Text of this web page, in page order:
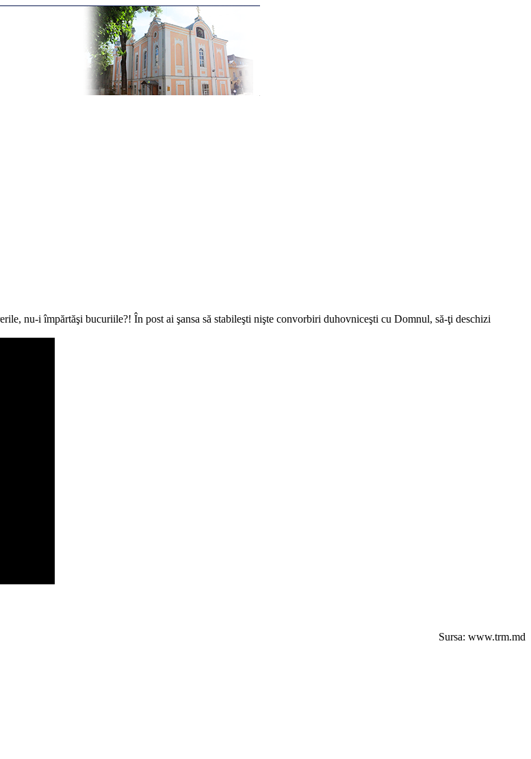
nu-i împărtăşi bucuriile?! În post ai şansa să stabileşti nişte convorbiri duhovniceşti cu Domnul, să-ţi deschizi
Sursa: www.trm.md